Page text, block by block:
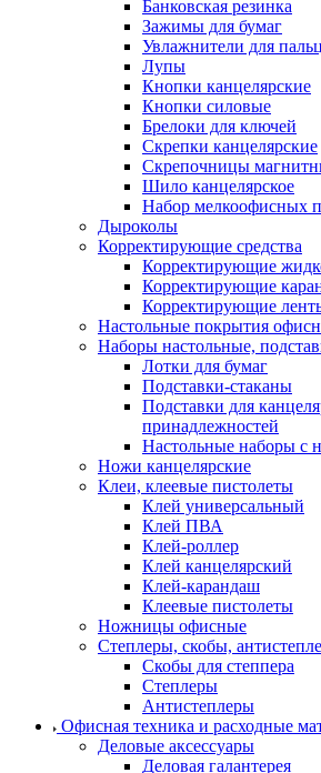
Банковская резинка
Зажимы для бумаг
Увлажнители для
Лупы
Кнопки канцелярские
Кнопки силовые
Брелоки для ключей
Скрепки канцелярские
Скрепочницы
Шило канцелярское
Набор мелкоофисных
Дыроколы
Корректирующие средства
Корректирующие
Корректирующие
Корректирующие
Настольные покрытия
Наборы настольные,
Лотки для бумаг
Подставки-стаканы
Подставки для
принадлежностей
Настольные наборы с
Ножи канцелярские
Клеи, клеевые пистолеты
Клей универсальный
Клей ПВА
Клей-роллер
Клей канцелярский
Клей-карандаш
Клеевые пистолеты
Ножницы офисные
Степлеры, скобы,
Скобы для степпера
Степлеры
Антистеплеры
Офисная техника и расходные
Деловые аксессуары
Деловая галантерея